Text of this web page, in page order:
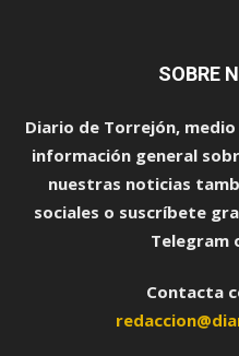
SOBRE
Diario de Torrejón,
información general
nuestras noticias
sociales o suscríbete
Telegram
Contacta